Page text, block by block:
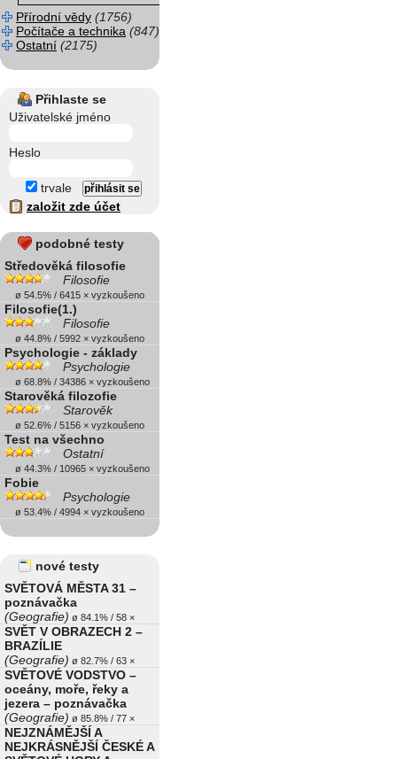
Přírodní vědy (1756)
Počítače a technika (847)
Ostatní (2175)
Přihlaste se
Uživatelské jméno
Heslo
trvale
založit zde účet
podobné testy
Středověká filosofie
Filosofie
ø 54.5% / 6415 × vyzkoušeno
Filosofie(1.)
Filosofie
ø 44.8% / 5992 × vyzkoušeno
Psychologie - základy
Psychologie
ø 68.8% / 34386 × vyzkoušeno
Starověká filozofie
Starověk
ø 52.6% / 5156 × vyzkoušeno
Test na všechno
Ostatní
ø 44.3% / 10965 × vyzkoušeno
Fobie
Psychologie
ø 53.4% / 4994 × vyzkoušeno
nové testy
SVĚTOVÁ MĚSTA 31 –
poznávačka
(Geografie) ø 84.1% / 58 ×
SVĚT V OBRAZECH 2 –
BRAZÍLIE
(Geografie) ø 82.7% / 63 ×
SVĚTOVÉ VODSTVO –
oceány, moře, řeky a
jezera – poznávačka
(Geografie) ø 85.8% / 77 ×
NEJZNÁMĚJŠÍ A
NEJKRÁSNĚJŠÍ ČESKÉ A